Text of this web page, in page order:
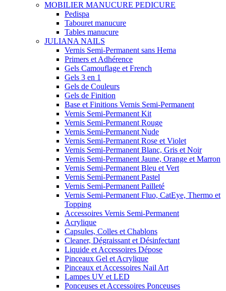
MOBILIER MANUCURE PEDICURE
Pedispa
Tabouret manucure
Tables manucure
JULIANA NAILS
Vernis Semi-Permanent sans Hema
Primers et Adhérence
Gels Camouflage et French
Gels 3 en 1
Gels de Couleurs
Gels de Finition
Base et Finitions Vernis Semi-Permanent
Vernis Semi-Permanent Kit
Vernis Semi-Permanent Rouge
Vernis Semi-Permanent Nude
Vernis Semi-Permanent Rose et Violet
Vernis Semi-Permanent Blanc, Gris et Noir
Vernis Semi-Permanent Jaune, Orange et Marron
Vernis Semi-Permanent Bleu et Vert
Vernis Semi-Permanent Pastel
Vernis Semi-Permanent Pailleté
Vernis Semi-Permanent Fluo, CatEye, Thermo et
Topping
Accessoires Vernis Semi-Permanent
Acrylique
Capsules, Colles et Chablons
Cleaner, Dégraissant et Désinfectant
Liquide et Accessoires Dépose
Pinceaux Gel et Acrylique
Pinceaux et Accessoires Nail Art
Lampes UV et LED
Ponceuses et Accessoires Ponceuses